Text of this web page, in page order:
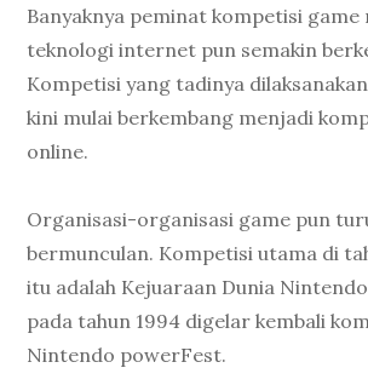
Banyaknya peminat kompetisi game
teknologi internet pun semakin
Kompetisi yang tadinya
kini mulai berkembang menjadi
online.
Organisasi-organisasi game pun
bermunculan. Kompetisi utama di
itu adalah Kejuaraan Dunia
pada tahun 1994 digelar kembali
Nintendo powerFest.